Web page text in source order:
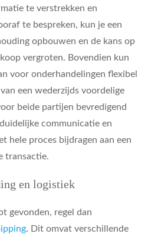
te verstrekken en
te bespreken, kun je een
opbouwen en de kans op
vergroten. Bovendien kun
voor onderhandelingen flexibel
een wederzijds voordelige
beide partijen bevredigend
communicatie en
hele proces bijdragen aan een
transactie.
en logistiek
gevonden, regel dan
. Dit omvat verschillende